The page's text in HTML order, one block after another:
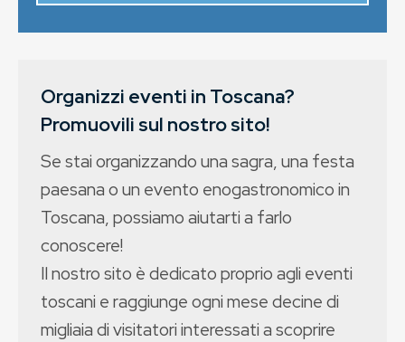
Organizzi eventi in Toscana?
Promuovili sul nostro sito!
Se stai organizzando una sagra, una festa
paesana o un evento enogastronomico in
Toscana, possiamo aiutarti a farlo
conoscere!
Il nostro sito è dedicato proprio agli eventi
toscani e raggiunge ogni mese decine di
migliaia di visitatori interessati a scoprire